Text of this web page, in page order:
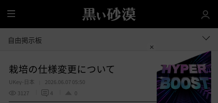
全
体
自由掲示板
栽培の仕様変更について
UKey-日本
2026.06.07 05:50
3127
4 0